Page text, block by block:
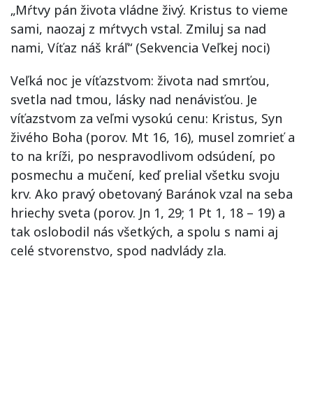
„Mŕtvy pán života vládne živý. Kristus to vieme
sami, naozaj z mŕtvych vstal. Zmiluj sa nad
nami, Víťaz náš kráľ“ (Sekvencia Veľkej noci)
Veľká noc je víťazstvom: života nad smrťou,
svetla nad tmou, lásky nad nenávisťou. Je
víťazstvom za veľmi vysokú cenu: Kristus, Syn
živého Boha (porov. Mt 16, 16), musel zomrieť a
to na kríži, po nespravodlivom odsúdení, po
posmechu a mučení, keď prelial všetku svoju
krv. Ako pravý obetovaný Baránok vzal na seba
hriechy sveta (porov. Jn 1, 29; 1 Pt 1, 18 – 19) a
tak oslobodil nás všetkých, a spolu s nami aj
celé stvorenstvo, spod nadvlády zla.